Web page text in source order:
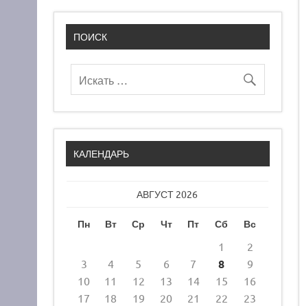
ПОИСК
КАЛЕНДАРЬ
АВГУСТ 2026
Пн Вт Ср Чт Пт Сб Вс
1
2
3
4 5 6 7 8
9
10
11 12 13 14 15
16
17
18 19 20 21 22
23